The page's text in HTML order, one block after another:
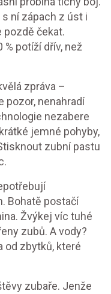
ní zápach z úst i
pozdě čekat.
potíží dřív, než
zpráva –
pozor, nenahradí
nezabere
jemné pohyby,
zubní pastu
Bohatě postačí
Žvýkej víc tuhé
zubů. A vody?
od zbytků, které
zubaře. Jenže